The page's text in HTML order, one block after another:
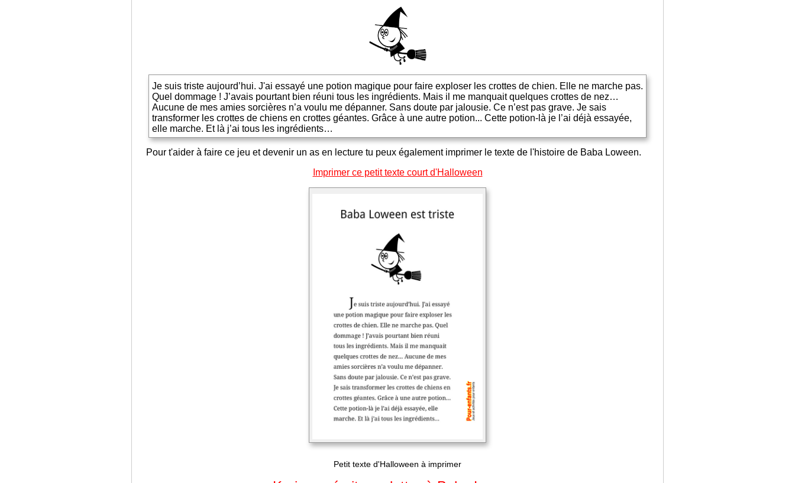
Je suis triste aujourd’hui. J'ai essayé une potion magique pour faire exploser les crottes de chien. Elle ne marche pas.
Quel dommage ! J’avais pourtant bien réuni tous les ingrédients. Mais il me manquait quelques crottes de nez…
Aucune de mes amies sorcières n’a voulu me dépanner. Sans doute par jalousie. Ce n’est pas grave. Je sais
transformer les crottes de chiens en crottes géantes. Grâce à une autre potion... Cette potion-là je l’ai déjà essayée,
elle marche. Et là j’ai tous les ingrédients…
Pour t'aider à faire ce jeu et devenir un as en lecture tu peux également imprimer le texte de l'histoire de Baba Loween.
Imprimer ce petit texte court d'Halloween
Petit texte d'Halloween à imprimer